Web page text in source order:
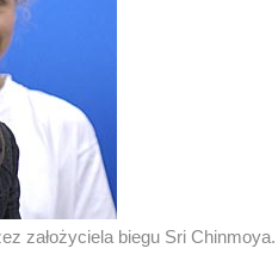
założyciela biegu Sri Chinmoya.